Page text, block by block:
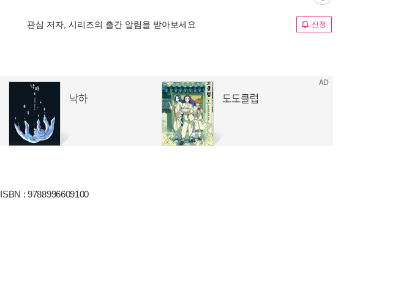
관심 저자, 시리즈의 출간 알림을 받아보세요 신청
ISBN : 9788996609100